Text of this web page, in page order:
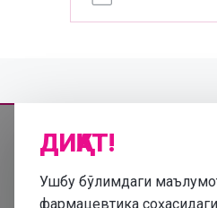
ДИҚҚАТ!
Ушбу бўлимдаги
фармацевтика
Ушбу сайтда келтирилган
ва даволаш учун ишлатилмаслиги